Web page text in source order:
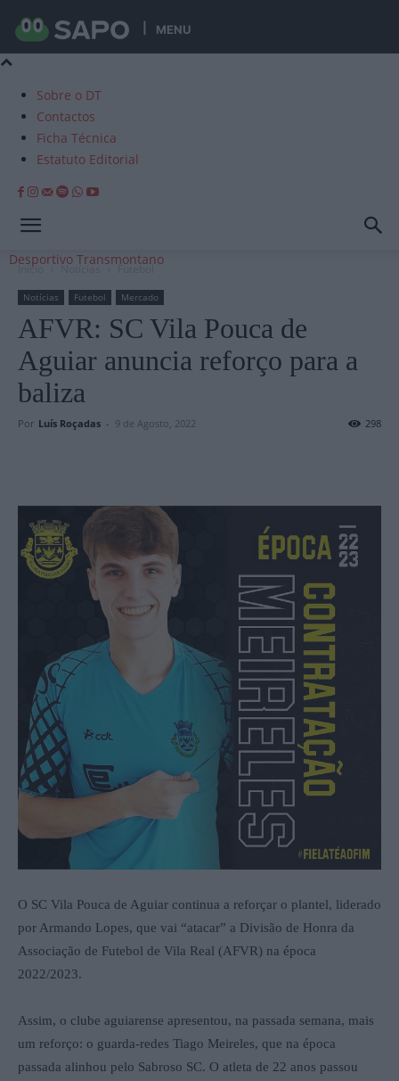
MENU
Sobre o DT
Contactos
Ficha Técnica
Estatuto Editorial
Desportivo Transmontano
Início Notícias Futebol
Notícias Futebol Mercado
AFVR: SC Vila Pouca de
Aguiar anuncia reforço para a
baliza
Por Luís Roçadas - 9 de Agosto, 2022 298
O SC Vila Pouca de Aguiar continua a reforçar o plantel, liderado
por Armando Lopes, que vai “atacar” a Divisão de Honra da
Associação de Futebol de Vila Real (AFVR) na época
2022/2023.
Assim, o clube aguiarense apresentou, na passada semana, mais
um reforço: o guarda-redes Tiago Meireles, que na época
passada alinhou pelo Sabroso SC. O atleta de 22 anos passou